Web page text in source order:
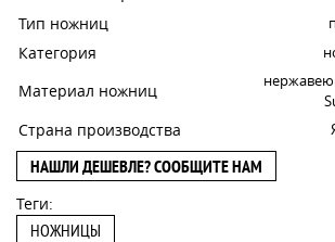
Тип ножниц
Категория
Материал ножниц
Страна производства
НАШЛИ ДЕШЕВЛЕ? СООБЩИТЕ НАМ
Теги:
НОЖНИЦЫ